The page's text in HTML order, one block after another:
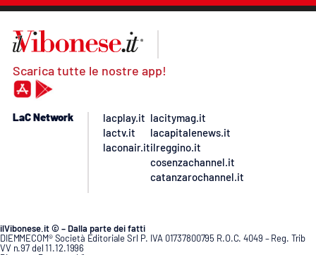
Scarica tutte le nostre app!
LaC Network
lacplay.it
lactv.it
laconair.it
lacitymag.it
lacapitalenews.it
ilreggino.it
cosenzachannel.it
catanzarochannel.it
ilVibonese.it © – Dalla parte dei fatti
DIEMMECOM® Società Editoriale Srl P. IVA 01737800795 R.O.C. 4049 – Reg. Trib
VV n.97 del 11.12.1996